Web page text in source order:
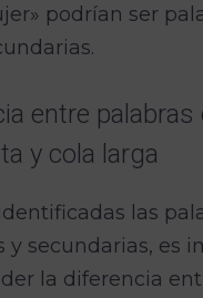
podrían ser
entre palabras
y cola larga
las
y secundarias, es
la diferencia